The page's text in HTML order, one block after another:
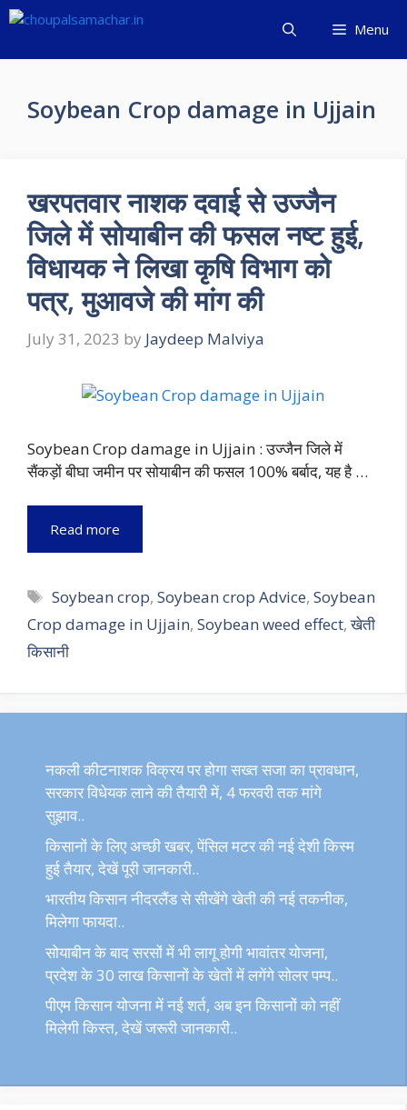
Skip
content
Menu
Soybean Crop damage in Ujjain
खरपतवार नाशक दवाई से उज्जैन
जिले में सोयाबीन की फसल नष्ट हुई,
विधायक ने लिखा कृषि विभाग को
पत्र, मुआवजे की मांग की
July 31, 2023 by Jaydeep Malviya
Soybean Crop damage in Ujjain : उज्जैन जिले में
सैंकड़ों बीघा जमीन पर सोयाबीन की फसल 100% बर्बाद, यह है …
Read more
Tags
Soybean crop,Soybean crop Advice,Soybean
Crop damage in Ujjain, Soybean weed effect,खेती
किसानी
नकली कीटनाशक विक्रय पर होगा सख्त सजा का प्रावधान,
सरकार विधेयक लाने की तैयारी में, 4 फरवरी तक मांगे
सुझाव..
किसानों के लिए अच्छी खबर, पेंसिल मटर की नई देशी किस्म
हुई तैयार, देखें पूरी जानकारी..
भारतीय किसान नीदरलैंड से सीखेंगे खेती की नई तकनीक,
मिलेगा फायदा..
सोयाबीन के बाद सरसों में भी लागू होगी भावांतर योजना,
प्रदेश के 30 लाख किसानों के खेतों में लगेंगे सोलर पम्प..
पीएम किसान योजना में नई शर्त, अब इन किसानों को नहीं
मिलेगी किस्त, देखें जरूरी जानकारी..